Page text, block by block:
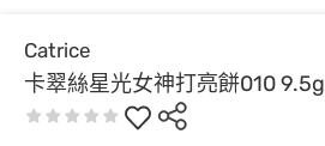
Catrice
卡翠絲星光女神打亮餅010 9.5g